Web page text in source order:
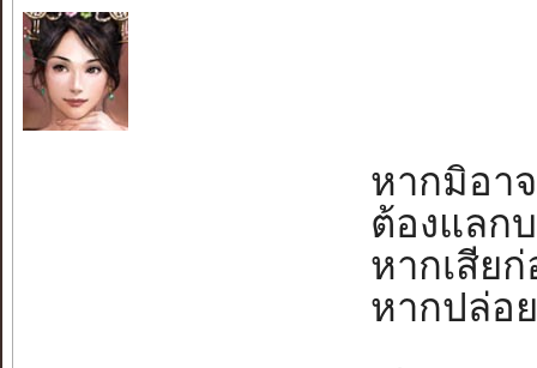
หากมิอา
ต้องแลก
หากเสีย
หากปล่อ